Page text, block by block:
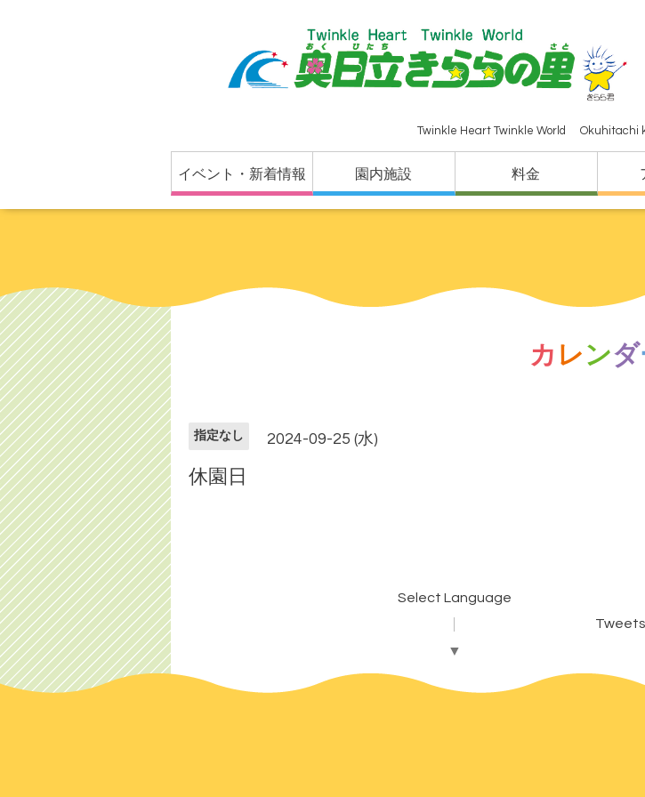
Twinkle Heart Twinkle World Okuhitachi
イベント・新着情報 園内施設 料金
カ レンダ
指定なし 2024-09-25 (水)
休園日
Select Language
▼